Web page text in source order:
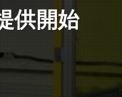
供開始